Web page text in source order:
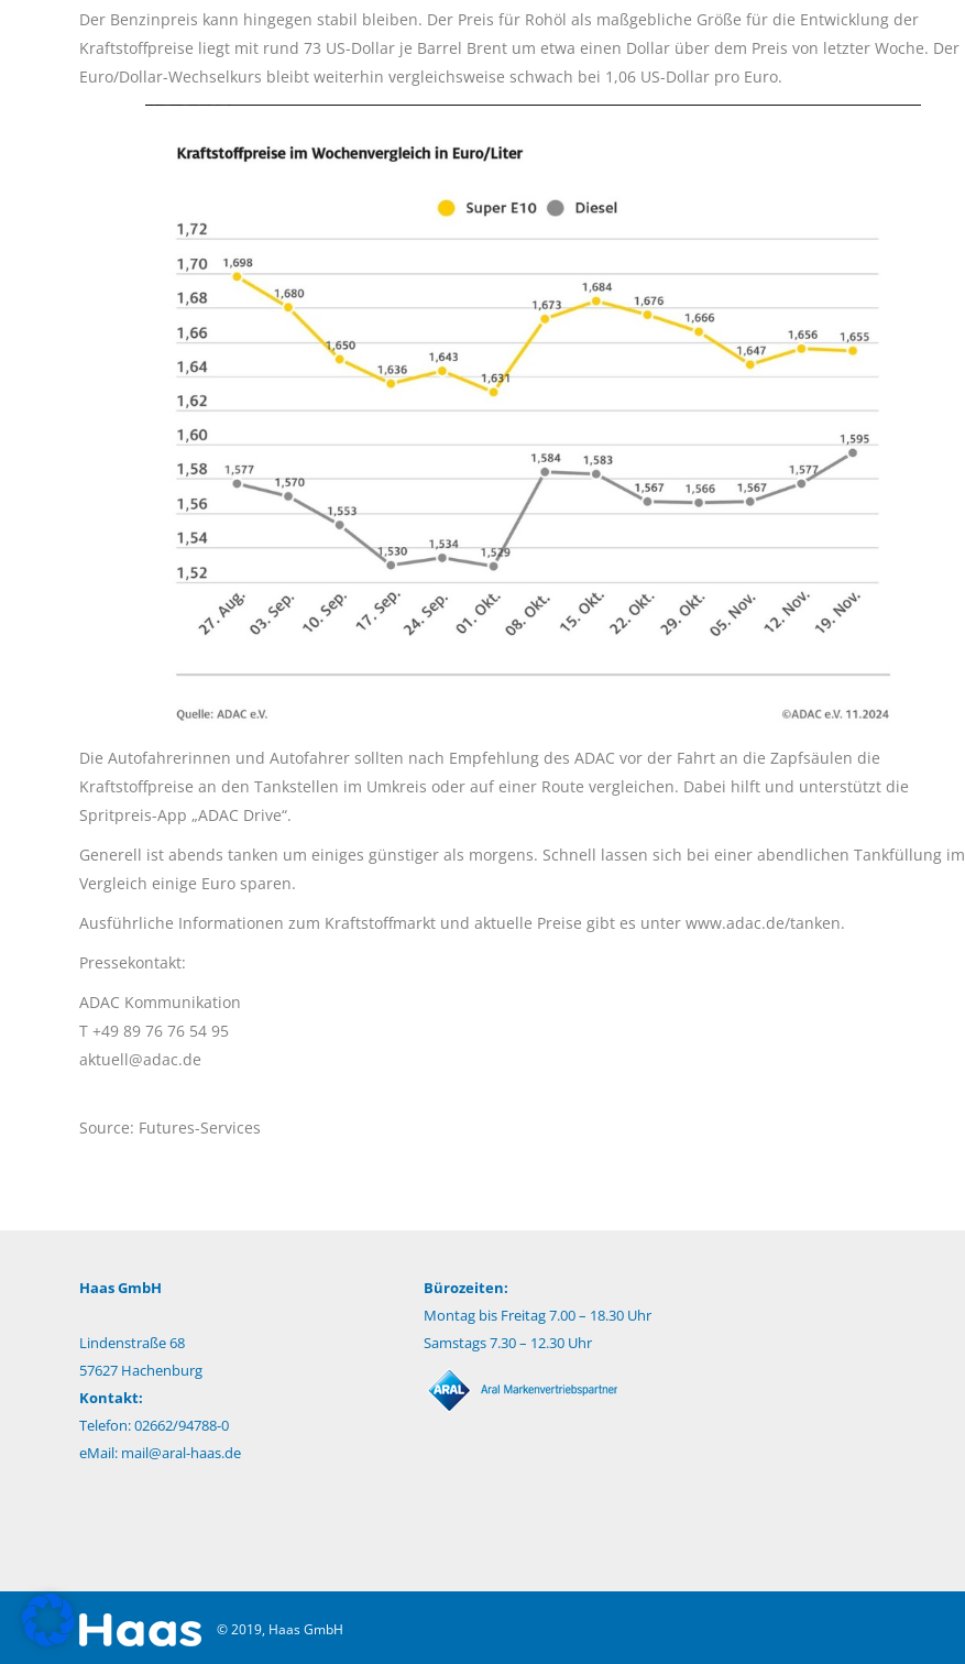
Der Benzinpreis kann hingegen stabil bleiben. Der Preis für Rohöl als maßgebliche Größe für die Entwicklung der
Kraftstoffpreise liegt mit rund 73 US-Dollar je Barrel Brent um etwa einen Dollar über dem Preis von letzter Woche. Der
Euro/Dollar-Wechselkurs bleibt weiterhin vergleichsweise schwach bei 1,06 US-Dollar pro Euro.
Die Autofahrerinnen und Autofahrer sollten nach Empfehlung des ADAC vor der Fahrt an die Zapfsäulen die
Kraftstoffpreise an den Tankstellen im Umkreis oder auf einer Route vergleichen. Dabei hilft und unterstützt die
Spritpreis-App „ADAC Drive“.
Generell ist abends tanken um einiges günstiger als morgens. Schnell lassen sich bei einer abendlichen Tankfüllung im
Vergleich einige Euro sparen.
Ausführliche Informationen zum Kraftstoffmarkt und aktuelle Preise gibt es unter www.adac.de/tanken.
Pressekontakt:
ADAC Kommunikation
T +49 89 76 76 54 95
aktuell@adac.de
Source: Futures-Services
Haas GmbH
Lindenstraße 68
57627 Hachenburg
Kontakt:
Telefon: 02662/94788-0
eMail: mail@aral-haas.de
Bürozeiten:
Montag bis Freitag 7.00 – 18.30 Uhr
Samstags 7.30 – 12.30 Uhr
© 2019, Haas GmbH